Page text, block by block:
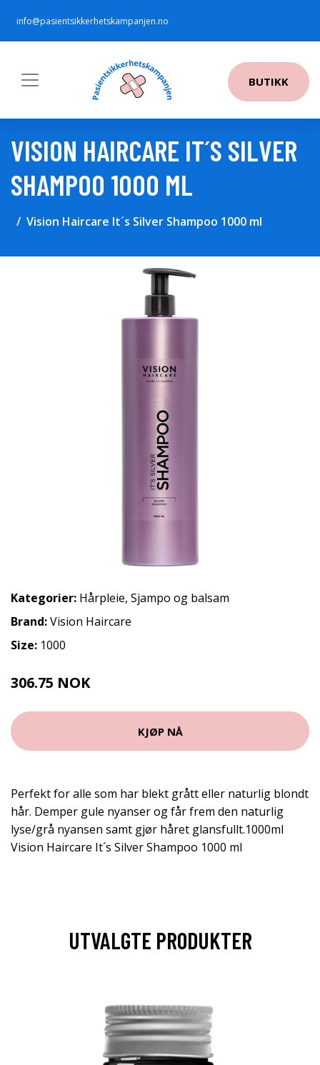
info@pasientsikkerhetskampanjen.no
BUTIKK
VISION HAIRCARE IT´S SILVER
SHAMPOO 1000 ML
Vision Haircare It´s Silver Shampoo 1000 ml
Kategorier: Hårpleie, Sjampo og balsam
Brand:Vision Haircare
Size: 1000
306.75 NOK
KJØP NÅ
Perfekt for alle som har blekt grått eller naturlig blondt
hår. Demper gule nyanser og får frem den naturlig
lyse/grå nyansen samt gjør håret glansfullt.1000ml
Vision Haircare It´s Silver Shampoo 1000 ml
UTVALGTE PRODUKTER